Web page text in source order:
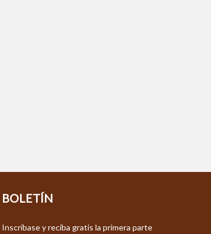
BOLETÍN
Inscríbase y reciba gratis la primera parte